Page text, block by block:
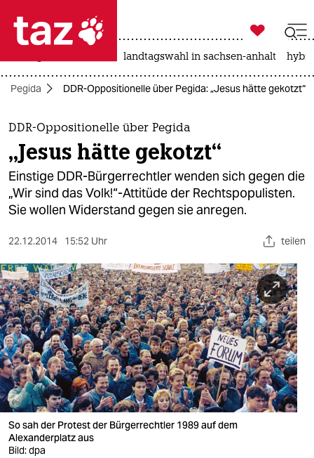
 taz zahl ich
taz zahl ich
themen
politik
öko
sport
berlin
nord
wahrheit
verlag
verlag

taz zahl ich
landtagswahl in sachsen-anhalt
Pegida DDR-Oppositionelle über Pegida: „Jesus hätte gekotzt“
DDR-Oppositionelle über Pegida
„Jesus hätte gekotzt“
Einstige DDR-Bürgerrechtler wenden sich gegen die
„Wir sind das Volk!“-Attitüde der Rechtspopulisten.
Sie wollen Widerstand gegen sie anregen.
22.12.2014 15:52 Uhr teilen
So sah der Protest der Bürgerrechtler 1989 auf dem
Alexanderplatz aus
Bild: dpa